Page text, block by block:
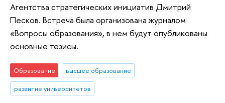
Агентства стратегических инициатив Дмитрий
Песков. Встреча была организована журналом
«Вопросы образования», в нем будут опубликованы
основные тезисы.
Образование
высшее образование
развитие университетов